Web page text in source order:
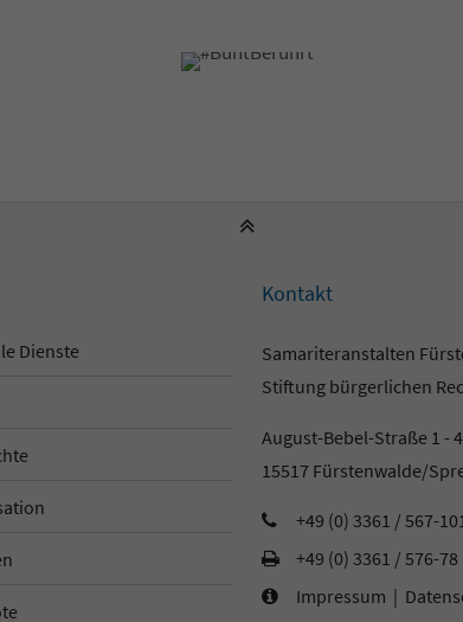
Dienste
Kontakt
Samariteranstalten
Stiftung bürgerlichen
August-Bebel-Straße 1 - 4
15517 Fürstenwalde/
+49 (0) 3361 / 567-
+49 (0) 3361 / 576-78
Impressum |